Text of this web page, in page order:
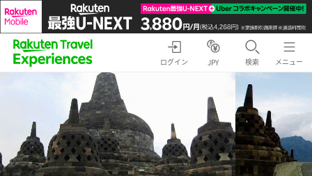
ログイン JPY 検索 メニュー